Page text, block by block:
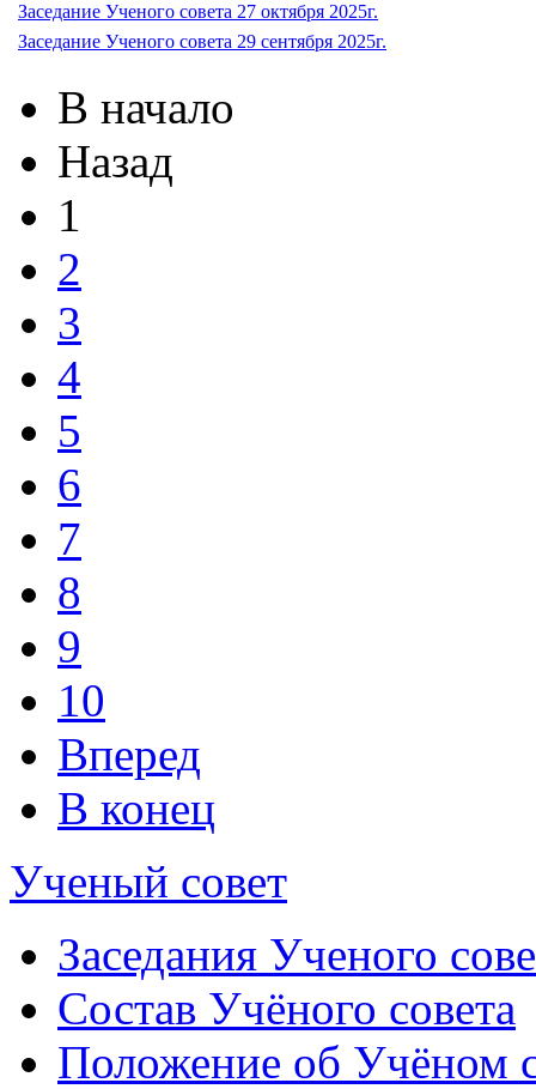
Заседание Ученого совета 27 октября 2025г.
Заседание Ученого совета 29 сентября 2025г.
В начало
Назад
1
2
3
4
5
6
7
8
9
10
Вперед
В конец
Ученый совет
Заседания Ученого
Состав Учёного совета
Положение об Учёном